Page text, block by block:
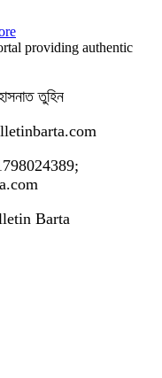
providing authentic
তুহিন
Barta